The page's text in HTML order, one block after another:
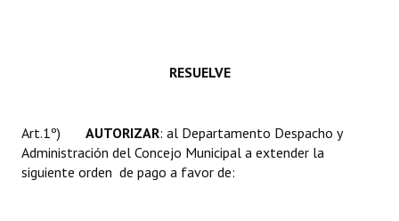
Periodistas Decanos - Registro
Ciudadano Ilustre - Registro
RESUELVE
Art.1º) AUTORIZAR: al Departamento Despacho y
Administración del Concejo Municipal a extender la
siguiente orden de pago a favor de: